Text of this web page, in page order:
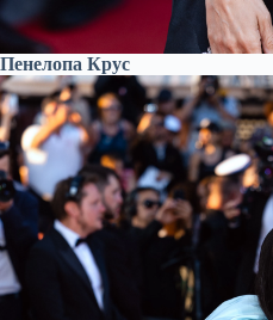
Пенелопа Крус